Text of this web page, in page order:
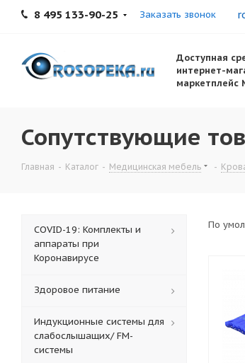
8 495 133-90-25 Заказать звонок
Доступная
интернет-
маркетплейс
Сопутствующие
Главная - Каталог - Медицинская мебель -
По
COVID-19: Комплекты и
аппараты при
Коронавирусе
Здоровое питание
Индукционные системы для
слабослышащих/ FM-
системы